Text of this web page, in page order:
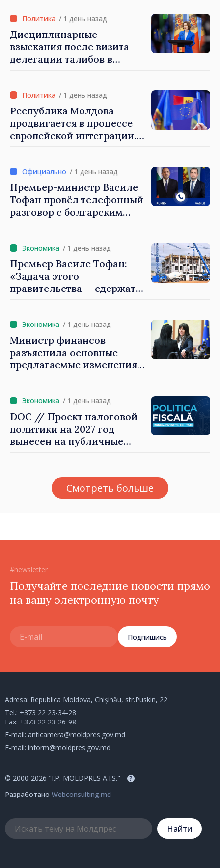
/ 1 день назад
Дисциплинарные
взыскания после визита
делегации талибов в
занимающие высокие
должности, не знают
политики государства»
/ 1 день назад
Республика Молдова
продвигается в процессе
европейской интеграции.
блокирует» / 1 день назад
Премьер-министр Василе
Тофан провёл телефонный
разговор с болгарским
/ 1 день назад
Премьер Василе Тофан:
«Задача этого
правительства — сдержать
/ 1 день назад
Министр финансов
разъяснила основные
предлагаемые изменения
налогу
/ 1 день назад
DOC // Проект налоговой
политики на 2027 год
вынесен на публичные
Смотреть больше
#newsletter
Получайте последние новости прямо
на вашу электронную почту
Подпишись
Adresa: Republica Moldova, Chișinău, str.Puskin, 22
Tel.: +373 22 23-34-28
Fax: +373 22 23-26-98
E-mail: anticamera@moldpres.gov.md
E-mail: inform@moldpres.gov.md
© 2000-2026 "I.P. MOLDPRES A.I.S." ?
Разработано Webconsulting.md
Hайти